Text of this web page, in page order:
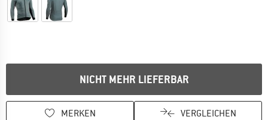
NICHT MEHR LIEFERBAR
MERKEN VERGLEICHEN